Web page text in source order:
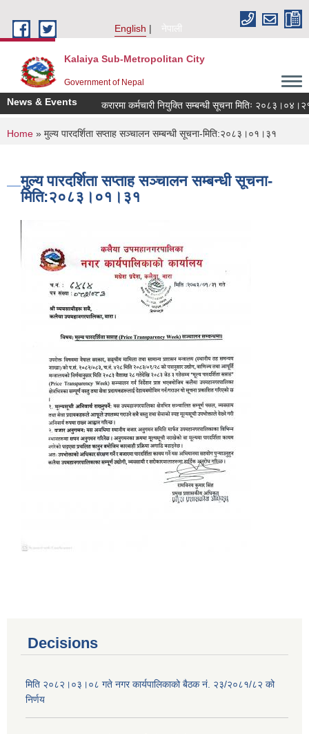
English
नेपाली
Kalaiya Sub-Metropolitan City
Government of Nepal
News & Events करारमा कर्मचारी नियुक्ति सम्बन्धी सूचना मितिः २०८३।०४।२१
You are here
Home » मुल्य पारदर्शिता सप्ताह सञ्चालन सम्बन्धी सूचना-मिति:२०८३।०१।३१
मुल्य पारदर्शिता सप्ताह सञ्चालन सम्बन्धी सूचना-
मिति:२०८३।०१।३१
Decisions
मिति २०८२।०३।०८ गते नगर कार्यपालिकाको बैठक नं. २३/२०८१/८२ को
निर्णय